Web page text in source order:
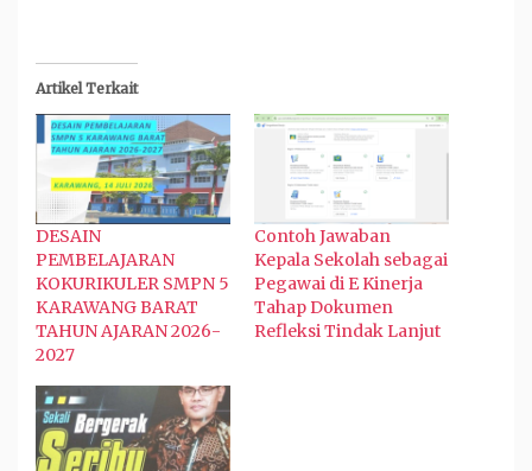
Artikel Terkait
DESAIN
PEMBELAJARAN
KOKURIKULER SMPN 5
KARAWANG BARAT
TAHUN AJARAN 2026-
2027
Contoh Jawaban
Kepala Sekolah sebagai
Pegawai di E Kinerja
Tahap Dokumen
Refleksi Tindak Lanjut